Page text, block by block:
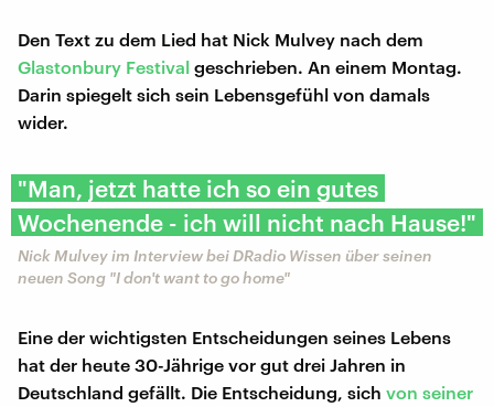
Den Text zu dem Lied hat Nick Mulvey nach dem
Glastonbury Festival geschrieben. An einem Montag.
Darin spiegelt sich sein Lebensgefühl von damals
wider.
"Man, jetzt hatte ich so ein gutes
Wochenende - ich will nicht nach Hause!"
Nick Mulvey im Interview bei DRadio Wissen über seinen
neuen Song "I don't want to go home"
Eine der wichtigsten Entscheidungen seines Lebens
hat der heute 30-Jährige vor gut drei Jahren in
Deutschland gefällt. Die Entscheidung, sich von seiner